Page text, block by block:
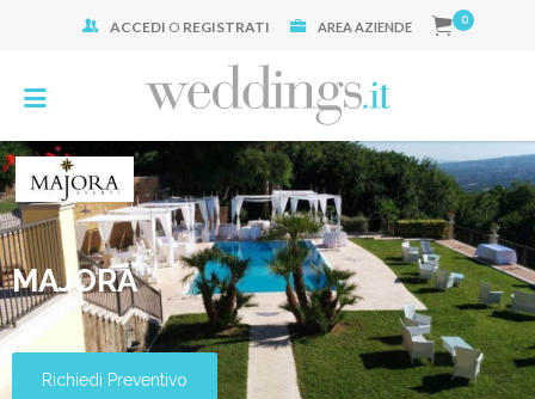
ACCEDI O REGISTRATI AREA AZIENDE 0
MAJORA
Richiedi Preventivo